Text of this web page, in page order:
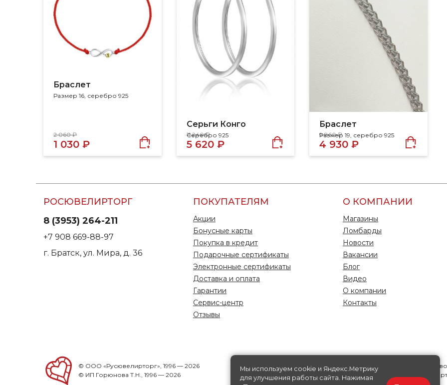
Браслет
Размер 16, серебро 925
2 060 ₽
1 030 ₽
Серьги Конго
Серебро 925
11 240 ₽
5 620 ₽
Браслет
Размер 19, серебро 925
9 860 ₽
4 930 ₽
РОСЮВЕЛИРТОРГ
8 (3953) 264-211
+7 908 669-88-97
г. Братск, ул. Мира, д. 36
ПОКУПАТЕЛЯМ
Акции
Бонусные карты
Покупка в кредит
Подарочные сертификаты
Электронные сертификаты
Доставка и оплата
Гарантии
Сервис-центр
Отзывы
О КОМПАНИИ
Магазины
Ломбарды
Новости
Вакансии
Блог
Видео
О компании
Контакты
© ООО «Русювелирторг», 1996 — 2026
© ИП Горюнова Т.Н., 1996 — 2026
Информация на данной странице носит исключительно
характер, ни при каких условиях не является публичной
Мы используем cookie и Яндекс.Метрику
для улучшения работы сайта. Нажимая